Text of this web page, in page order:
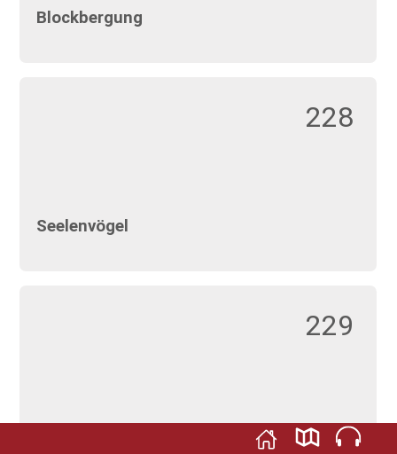
Blockbergung
228
Seelenvögel
229